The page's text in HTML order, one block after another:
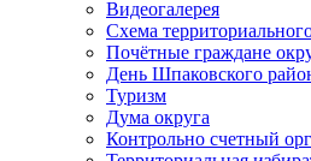
Видеогалерея
Схема
Почётные граждане
День Шпаковского
Туризм
Дума округа
Контрольно счетный